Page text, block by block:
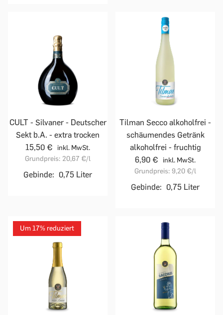
CULT - Silvaner - Deutscher
Sekt b.A. - extra trocken
15,50 €
inkl. MwSt.
Grundpreis: 20,67 €/l
Gebinde: 0,75 Liter
Tilman Secco alkoholfrei -
schäumendes Getränk
alkoholfrei - fruchtig
6,90 €
inkl. MwSt.
Grundpreis: 9,20 €/l
Gebinde: 0,75 Liter
Um 17% reduziert